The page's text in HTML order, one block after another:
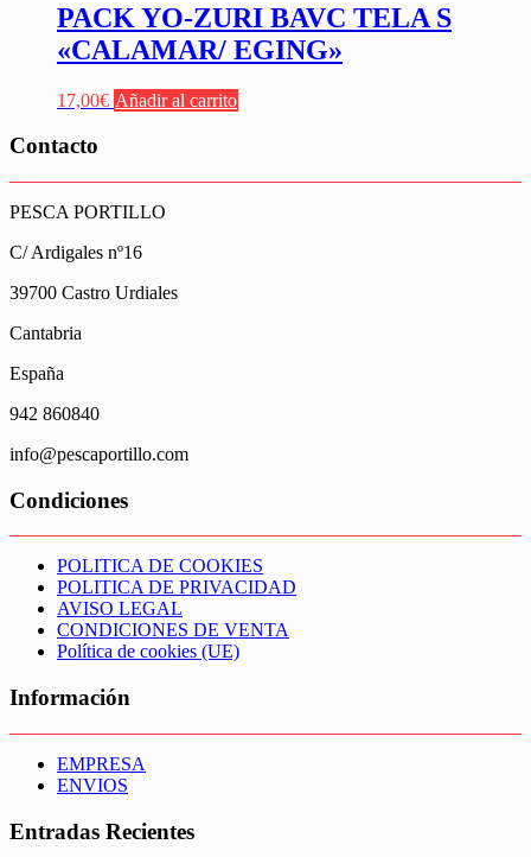
PACK YO-ZURI BAVC TELA S
«CALAMAR/ EGING»
17,00€ Añadir al carrito
Contacto
PESCA PORTILLO
C/ Ardigales nº16
39700 Castro Urdiales
Cantabria
España
942 860840
info@pescaportillo.com
Condiciones
POLITICA DE COOKIES
POLITICA DE PRIVACIDAD
AVISO LEGAL
CONDICIONES DE VENTA
Política de cookies (UE)
Información
EMPRESA
ENVIOS
Entradas Recientes